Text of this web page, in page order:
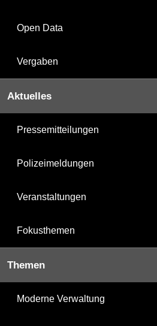
Open Data
Vergaben
Aktuelles
Pressemitteilungen
Polizeimeldungen
Veranstaltungen
Fokusthemen
Themen
Moderne Verwaltung